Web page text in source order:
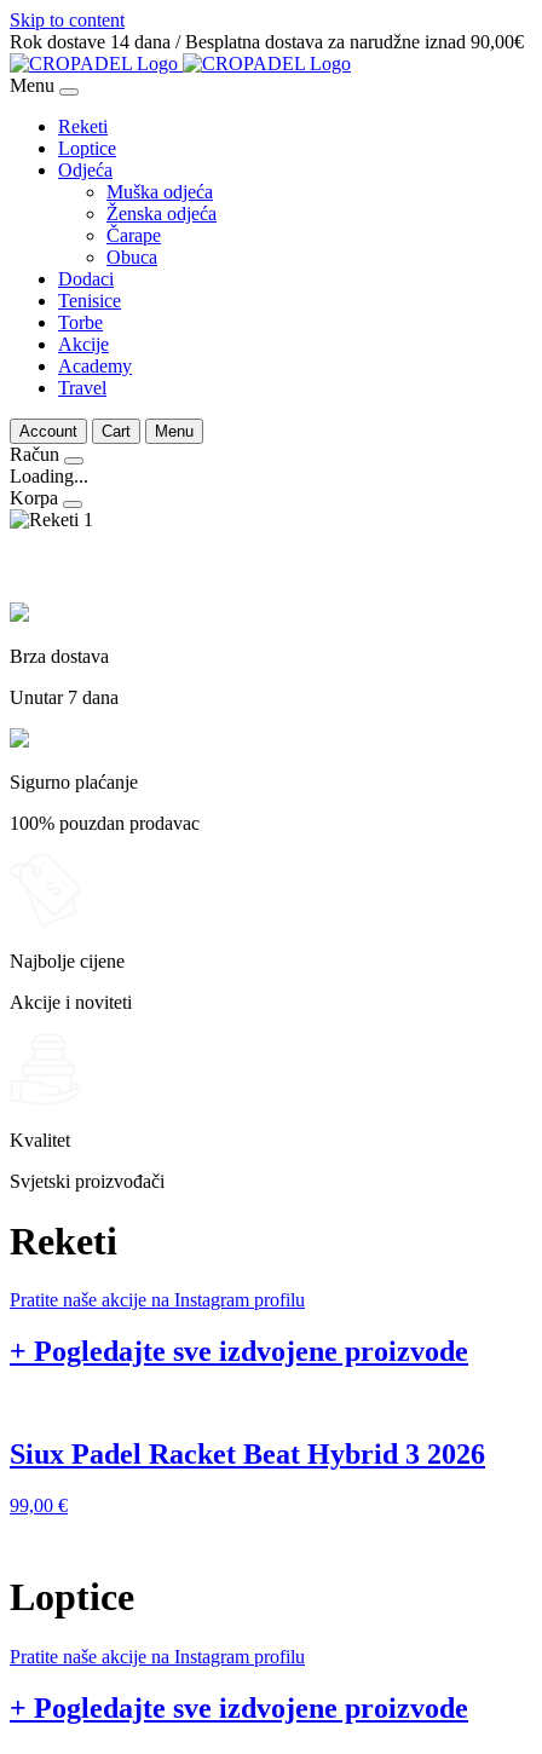
Skip to content
Rok dostave 14 dana / Besplatna dostava za narudžne iznad 90,00€
Menu
Reketi
Loptice
Odjeća
Muška odjeća
Ženska odjeća
Čarape
Obuca
Dodaci
Tenisice
Torbe
Akcije
Academy
Travel
Account Cart Menu
Račun
Loading...
Korpa
Brza dostava
Unutar 7 dana
Sigurno plaćanje
100% pouzdan prodavac
Najbolje cijene
Akcije i noviteti
Kvalitet
Svjetski proizvođači
Reketi
Pratite naše akcije na Instagram profilu
+ Pogledajte sve izdvojene proizvode
Siux Padel Racket Beat Hybrid 3 2026
99,00 €
Loptice
Pratite naše akcije na Instagram profilu
+ Pogledajte sve izdvojene proizvode